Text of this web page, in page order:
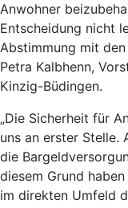
Anwohner
Entscheidung nicht
Abstimmung mit
Petra Kalbhenn,
Kinzig-Büdingen.
„Die Sicherheit für
uns an erster Stelle.
die
diesem Grund
im direkten Umfeld